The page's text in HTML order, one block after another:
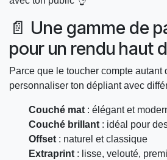
📄 Une gamme de
pour un rendu haut
Parce que le toucher compte autant
personnaliser ton dépliant avec
Couché mat : élégant et
Couché brillant : idéal pour
Offset : naturel et classique
Extraprint : lisse, velouté,